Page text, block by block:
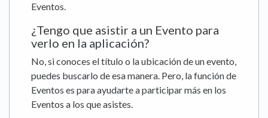
Eventos.
¿Tengo que asistir a un Evento para
verlo en la aplicación?
No, si conoces el título o la ubicación de un evento,
puedes buscarlo de esa manera. Pero, la función de
Eventos es para ayudarte a participar más en los
Eventos a los que asistes.